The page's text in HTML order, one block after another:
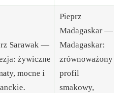
Sarawak —
żywiczne
mocne i
Pieprz
Madagaskar —
Madagaskar:
zrównoważony
profil
smakowy,